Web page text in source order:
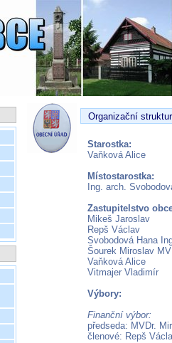
Organizační
Starostka:
Vaňková Alice
Místostarostka:
Ing. arch.
Zastupitelstvo
Mikeš Jaroslav
Repš Václav
Svobodová Hana
Šourek Miroslav
Vaňková Alice
Vitmajer Vladimír
Výbory:
Finanční výbor:
předseda: MVDr.
členové: Repš